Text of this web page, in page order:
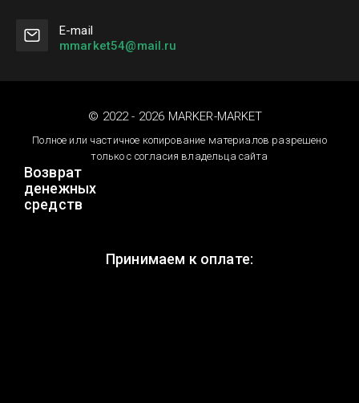
Е-mail
mmarket54@mail.ru
© 2022 - 2026 MARKER-MARKET
Полное или частичное копирование материалов разрешено
только с согласия владельца сайта
Возврат
денежных
средств
Принимаем к оплате: